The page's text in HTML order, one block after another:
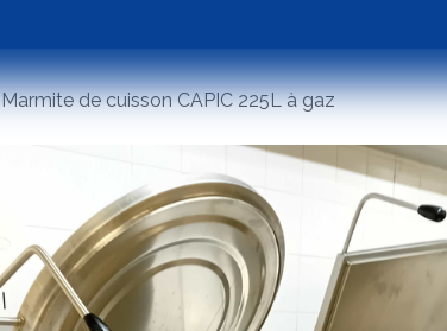
Marmite de cuisson CAPIC 225L à gaz